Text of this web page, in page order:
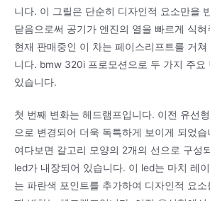
니다. 이 그릴은 단순히 디자인적 요소만을
닫음으로써 공기가 엔진의 열을 빠르게 식
현재 판매중인 이 차는 페이스리프트를 거
니다. bmw 320i 프로모션으로 두 가지 주요
있습니다.
첫 번째 변화는 헤드램프입니다. 이전 유선
으로 변경되어 더욱 독특하게 보이게 되었
여다보면 갈고리 모양의 2개의 선으로 구성
led가 내장되어 있습니다. 이 led는 마치 레
는 파란색 포인트를 추가하여 디자인적 요